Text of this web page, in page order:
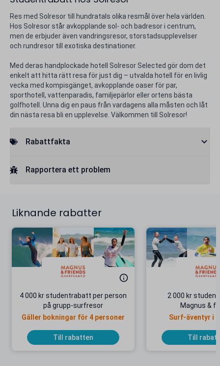
Res med Solresor till hundratals olika resmål över hela världen.
Hos Solresor står avkopplande sol- och badresor i centrum,
men de erbjuder även vandringsresor, storstadsupplevelser
och rundresor till exotiska destinationer.
Med deras handplockade hotell Solresor Selected gör dom det
enkelt att hitta rätt resa för just dig – utvalda hotell för en livlig
vecka med kompisgänget, avkopplande oaser för par,
sporthotell, vattenparadis, familjepärlor eller ortens bästa
golfhotell. Unna dig en paus från vardagens alla måsten och låt
din nästa resa bli en upplevelse. Välkommen till Solresor!
Rabattfakta
Rapportera ett problem
Liknande rabatter
4 000 kr studentrabatt per person
på grupp-surfresor
Gäller bokningar för 4 personer
Till rabatten
2 000 kr
Magnus &
Surf-äventyr i
Till